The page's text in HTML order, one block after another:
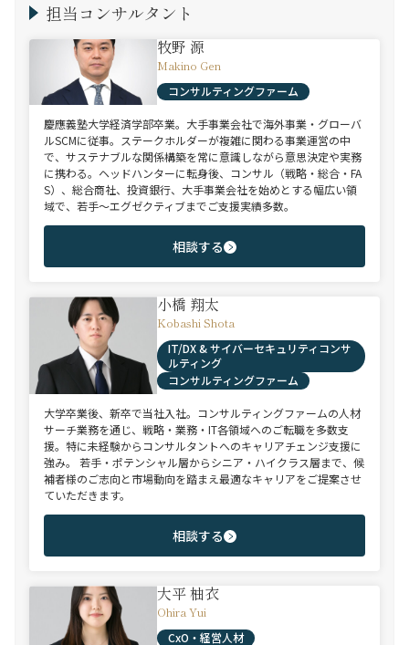
担当コンサルタント
牧野 源
Makino Gen
コンサルティングファーム
慶應義塾大学経済学部卒業。大手事業会社で海外事業・グローバ
ルSCMに従事。ステークホルダーが複雑に関わる事業運営の中
で、サステナブルな関係構築を常に意識しながら意思決定や実務
に携わる。ヘッドハンターに転身後、コンサル（戦略・総合・FA
S）、総合商社、投資銀行、大手事業会社を始めとする幅広い領
域で、若手～エグゼクティブまでご支援実績多数。
相談する
小橋 翔太
Kobashi Shota
IT/DX & サイバーセキュリティコンサ
ルティング
コンサルティングファーム
大学卒業後、新卒で当社入社。コンサルティングファームの人材
サーチ業務を通じ、戦略・業務・IT各領域へのご転職を多数支
援。特に未経験からコンサルタントへのキャリアチェンジ支援に
強み。 若手・ポテンシャル層からシニア・ハイクラス層まで、候
補者様のご志向と市場動向を踏まえ最適なキャリアをご提案させ
ていただきます。
相談する
大平 柚衣
Ohira Yui
CxO・経営人材